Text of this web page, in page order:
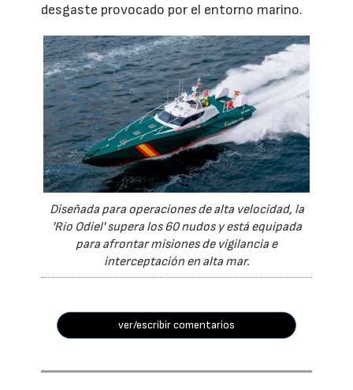
desgaste provocado por el entorno marino.
Diseñada para operaciones de alta velocidad, la
'Río Odiel' supera los 60 nudos y está equipada
para afrontar misiones de vigilancia e
interceptación en alta mar.
ver/escribir comentarios